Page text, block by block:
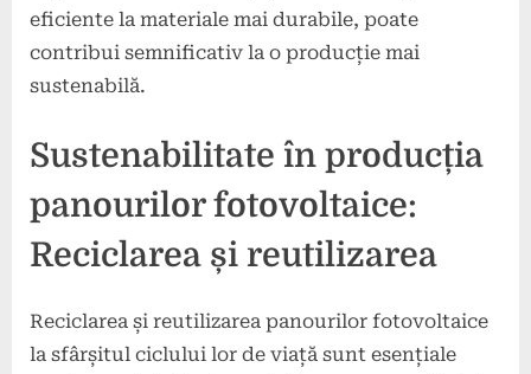
eficiente la materiale mai durabile, poate
contribui semnificativ la o producție mai
sustenabilă.
Sustenabilitate în producția
panourilor fotovoltaice:
Reciclarea și reutilizarea
Reciclarea și reutilizarea panourilor fotovoltaice
la sfârșitul ciclului lor de viață sunt esențiale